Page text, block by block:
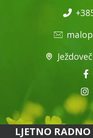
LJETNO RADNO